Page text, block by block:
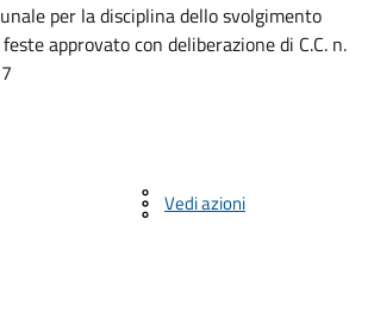
per la disciplina dello svolgimento
approvato con deliberazione di C.C. n.
Vedi azioni